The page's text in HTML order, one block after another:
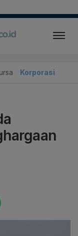
Korporasi